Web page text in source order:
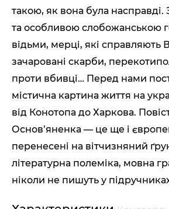
такою, як вона була насправді.
та особливою слобожанською
відьми, мерці, які справляють
зачаровані скарби,
проти вбивці… Перед нами
містична картина життя на
від Конотопа до Харкова.
Основ’яненка — це ще і
перенесені на вітчизняний
літературна полеміка, мовна
ніколи не пишуть у